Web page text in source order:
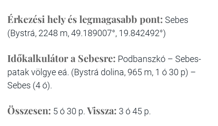
Érkezési hely és legmagasabb pont: Sebes
(Bystrá, 2248 m, 49.189007°, 19.842492°)
Időkalkulátor a Sebesre: Podbanszkó – Sebes-
patak völgye eá. (Bystrá dolina, 965 m, 1 ó 30 p) –
Sebes (4 ó).
Összesen: 5 ó 30 p. Vissza: 3 ó 45 p.